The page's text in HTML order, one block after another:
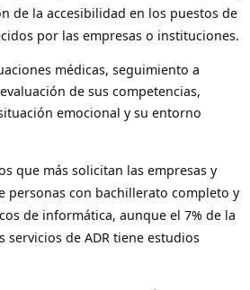
de la accesibilidad en los puestos de
por las empresas o instituciones.
médicas, seguimiento a
de sus competencias,
emocional y su entorno
que más solicitan las empresas y
personas con bachillerato completo y
de informática, aunque el 7% de la
servicios de ADR tiene estudios